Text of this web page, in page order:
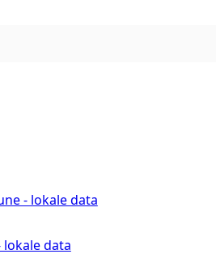
- lokale data
data